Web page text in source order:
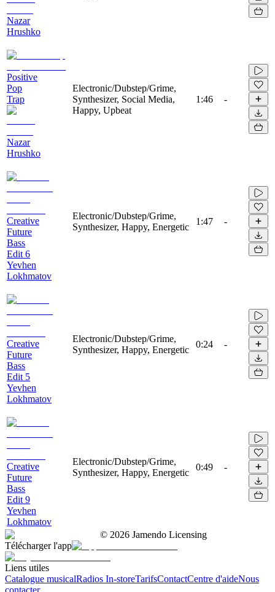
Nazar
Hrushko
Positive
Pop
Trap
Nazar
Hrushko
Electronic/Dubstep/Grime,
Synthesizer, Social Media,
Happy, Upbeat
1:46 -
Creative
Future
Bass
Edit 6
Yevhen
Lokhmatov
Electronic/Dubstep/Grime,
Synthesizer, Happy, Energetic
1:47 -
Creative
Future
Bass
Edit 5
Yevhen
Lokhmatov
Electronic/Dubstep/Grime,
Synthesizer, Happy, Energetic
0:24 -
Creative
Future
Bass
Edit 9
Yevhen
Lokhmatov
Electronic/Dubstep/Grime,
Synthesizer, Happy, Energetic
0:49 -
© 2026 Jamendo Licensing
Télécharger l'app
Liens utiles
Catalogue musicalRadios In-storeTarifsContactCentre d'aideNous
contacter